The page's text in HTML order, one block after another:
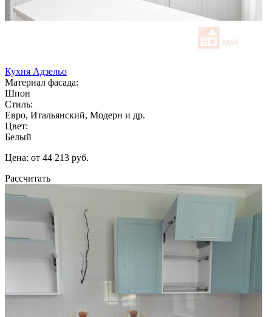
Кухня Адзельо
Материал фасада:
Шпон
Стиль:
Евро, Итальянский, Модерн и др.
Цвет:
Белый
Цена: от 44 213 руб.
Рассчитать